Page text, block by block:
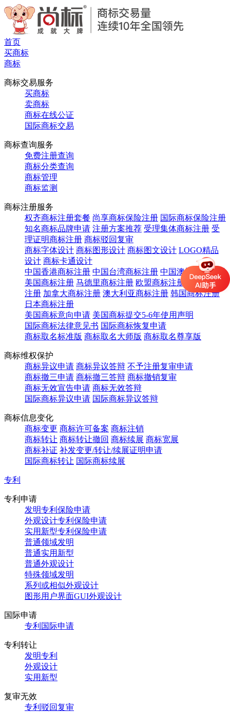
首页
买商标
商标
商标交易服务
买商标
卖商标
商标在线公证
国际商标交易
商标查询服务
免费注册查询
商标分类查询
商标管理
商标监测
商标注册服务
权齐商标注册套餐 尚享商标保险注册 国际商标保险注册
知名商标品牌申请 注册方案推荐 受理集体商标注册 受
理证明商标注册 商标驳回复审
商标字体设计 商标图形设计 商标图文设计 LOGO精品
设计 商标卡通设计
中国香港商标注册 中国台湾商标注册 中国澳门商标注册
美国商标注册 马德里商标注册 欧盟商标注册
英国商标
注册 加拿大商标注册 澳大利亚商标注册 韩国商标注册
日本商标注册
美国商标意向申请 美国商标提交5-6年使用声明
国际商标法律意见书 国际商标恢复申请
商标取名标准版 商标取名大师版 商标取名尊享版
商标维权保护
商标异议申请 商标异议答辩 不予注册复审申请
商标撤三申请 商标撤三答辩 商标撤销复审
商标无效宣告申请 商标无效答辩
国际商标异议申请 国际商标异议答辩
商标信息变化
商标变更 商标许可备案 商标注销
商标转让 商标转让撤回 商标续展 商标宽展
商标补证 补发变更/转让/续展证明申请
国际商标转让 国际商标续展
专利
专利申请
发明专利保险申请
外观设计专利保险申请
实用新型专利保险申请
普通领域发明
普通实用新型
普通外观设计
特殊领域发明
系列或相似外观设计
图形用户界面GUI外观设计
国际申请
专利国际申请
专利转让
发明专利
外观设计
实用新型
复审无效
专利驳回复审